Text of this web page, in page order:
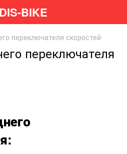
BIKE
переключателя скоростей
переключателя